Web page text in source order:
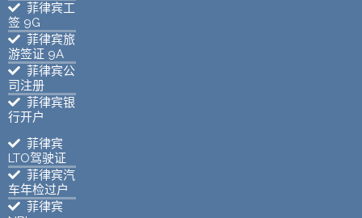
菲律宾工
签 9G
菲律宾旅
游签证 9A
菲律宾公
司注册
菲律宾银
行开户
菲律宾
LTO驾驶证
菲律宾汽
车年检过户
菲律宾